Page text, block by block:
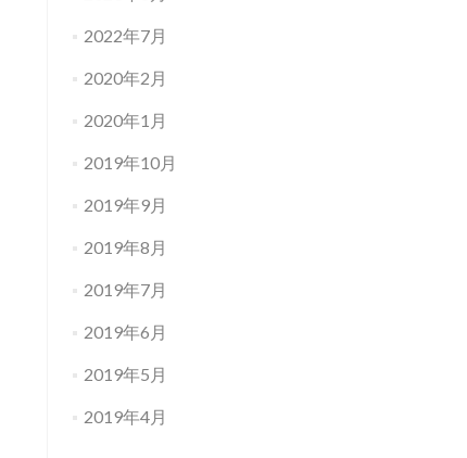
2022年7月
2020年2月
2020年1月
2019年10月
2019年9月
2019年8月
2019年7月
2019年6月
2019年5月
2019年4月